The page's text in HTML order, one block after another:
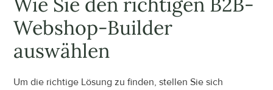
Webshop-Builder
auswählen
Um die richtige Lösung zu finden, stellen Sie sich